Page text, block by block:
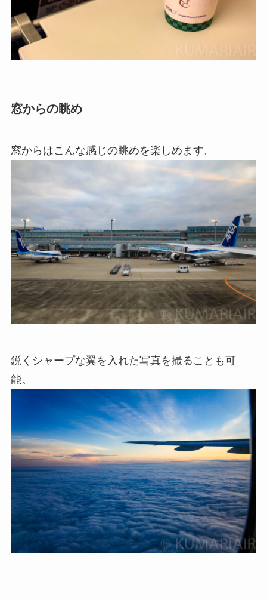
窓からの眺め
窓からはこんな感じの眺めを楽しめます。
鋭くシャープな翼を入れた写真を撮ることも可
能。